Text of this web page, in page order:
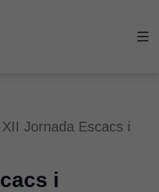
XII Jornada Escacs i
i